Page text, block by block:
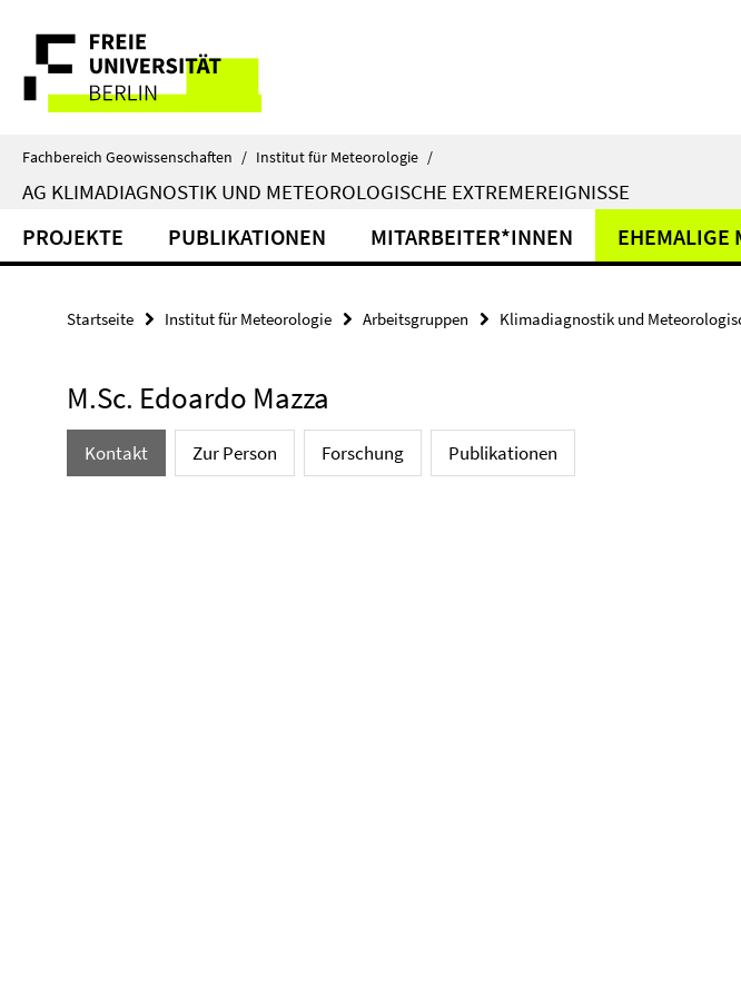
direkt
Inhalt
Service-
Navigation
Fachbereich Geowissenschaften / Institut für Meteorologie /
AG KLIMADIAGNOSTIK UND METEOROLOGISCHE EXTREMEREIGNISSE
PROJEKTE PUBLIKATIONEN MITARBEITER*INNEN EHEMALIGE
Startseite Institut für Meteorologie Arbeitsgruppen Klimadiagnostik und
M.Sc. Edoardo Mazza
Kontakt Zur Person Forschung Publikationen